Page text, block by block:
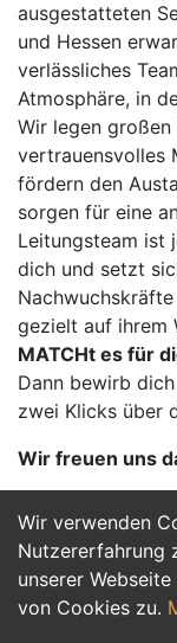
Wir verwenden
Nutzererfahrung
unserer
von Cookies zu.
ausgestatteten
und Hessen
verlässliches
Atmosphäre, in
Wir legen
vertrauensvolles
fördern den
sorgen für eine
Leitungsteam ist
dich und setzt
gezielt auf ihrem
MATCHt es für
Dann bewirb
zwei Klicks über
Wir freuen uns